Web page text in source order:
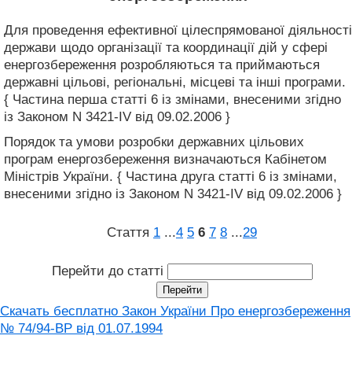
Для проведення ефективної цілеспрямованої діяльності
держави щодо організації та координації дій у сфері
енергозбереження розробляються та приймаються
державні цільові, регіональні, місцеві та інші програми.
{ Частина перша статті 6 із змінами, внесеними згідно
із Законом N 3421-IV від 09.02.2006 }
Порядок та умови розробки державних цільових
програм енергозбереження визначаються Кабінетом
Міністрів України. { Частина друга статті 6 із змінами,
внесеними згідно із Законом N 3421-IV від 09.02.2006 }
Стаття 1 ...4 5 6 7 8 ...29
Перейти до статті
Скачать бесплатно Закон України Про енергозбереження
№ 74/94-ВР від 01.07.1994